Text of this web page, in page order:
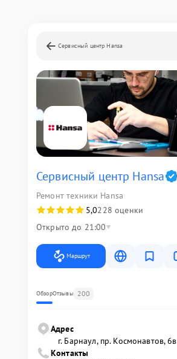
Сервисный центр Hansa
Сервисный центр Hansa
Ремонт техники Hansa
5,0228 оценки
Открыто до 21:00
Маршрут
ОбзорОтзывы 200
Адрес
г. Барнаул, ​пр. Космонавтов, 6в
Контакты